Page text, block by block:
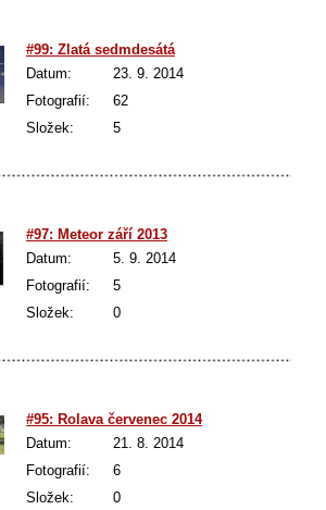
#99: Zlatá sedmdesátá
Datum:
23. 9. 2014
Fotografií:
62
Složek:
5
#97: Meteor září 2013
Datum:
5. 9. 2014
Fotografií:
5
Složek:
0
#95: Rolava červenec 2014
Datum:
21. 8. 2014
Fotografií:
6
Složek:
0